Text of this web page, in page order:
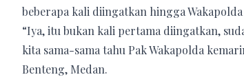
beberapa kali diingatkan hingga
“Iya, itu bukan kali pertama diingatkan,
kita sama-sama tahu Pak Wakapolda
Benteng, Medan.